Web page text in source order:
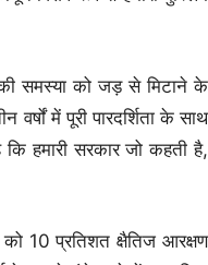
समस्या को जड़ से मिटाने के
में पूरी पारदर्शिता के साथ
हमारी सरकार जो कहती है,
10 प्रतिशत क्षैतिज आरक्षण